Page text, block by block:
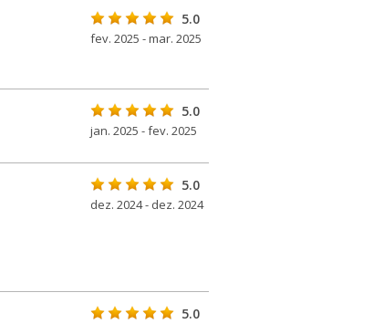
5.0
fev. 2025 - mar. 2025
5.0
jan. 2025 - fev. 2025
5.0
dez. 2024 - dez. 2024
5.0